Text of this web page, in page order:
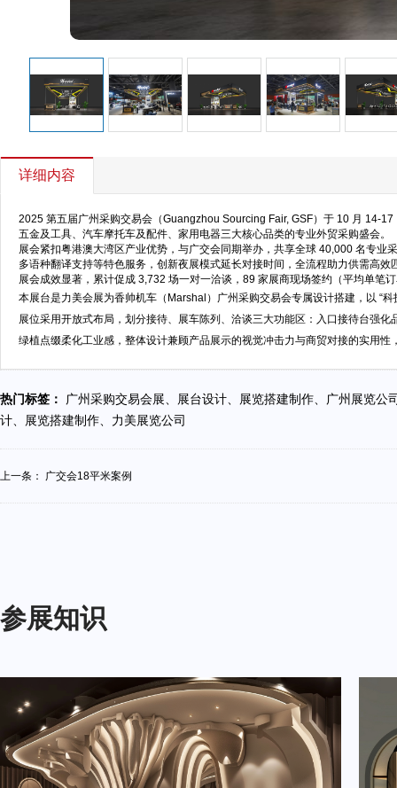
详细内容
2025 第五届广州采购交易会（Guangzhou Sourcing Fair, GSF）于 10 月 14-
五金及工具、汽车摩托车及配件、家用电器三大核心品类的专业外贸采购盛会。
展会紧扣粤港澳大湾区产业优势，与广交会同期举办，共享全球 40,000 名专
多语种翻译支持等特色服务，创新夜展模式延长对接时间，全流程助力供需高效
展会成效显著，累计促成 3,732 场一对一洽谈，89 家展商现场签约（平均单笔
本展台是力美会展为香帅机车（Marshal）广州采购交易会专属设计搭建，以 “
展位采用开放式布局，划分接待、展车陈列、洽谈三大功能区：入口接待台强
绿植点缀柔化工业感，整体设计兼顾产品展示的视觉冲击力与商贸对接的实用性
热门标签：
广州采购交易会展、展台设计、展览搭建制作、广州展览
计、展览搭建制作、力美展览公司
上一条： 广交会18平米案例
参展知识